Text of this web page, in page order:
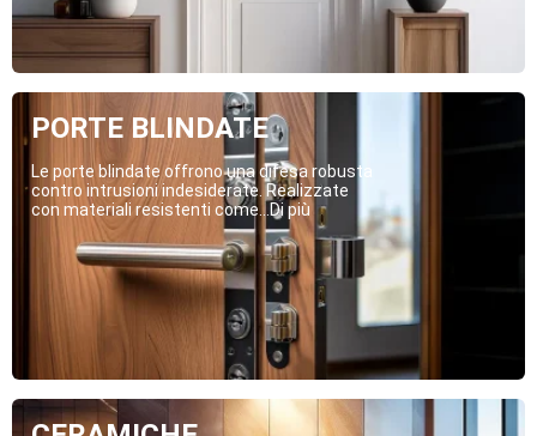
PORTE BLINDATE
Le porte blindate offrono una difesa robusta
contro intrusioni indesiderate. Realizzate
con materiali resistenti come...Di più